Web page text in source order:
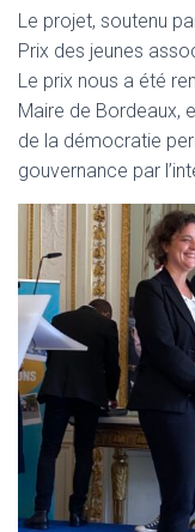
Le projet, soutenu
Prix des jeunes
Le prix nous a été
Maire de Bordeaux,
de la démocratie
gouvernance par